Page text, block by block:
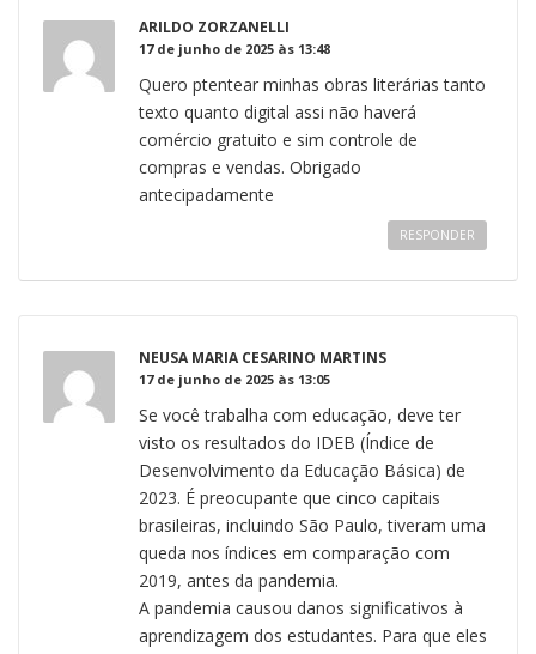
ARILDO ZORZANELLI
17 de junho de 2025 às 13:48
Quero ptentear minhas obras literárias tanto
texto quanto digital assi não haverá
comércio gratuito e sim controle de
compras e vendas. Obrigado
antecipadamente
RESPONDER
NEUSA MARIA CESARINO MARTINS
17 de junho de 2025 às 13:05
Se você trabalha com educação, deve ter
visto os resultados do IDEB (Índice de
Desenvolvimento da Educação Básica) de
2023. É preocupante que cinco capitais
brasileiras, incluindo São Paulo, tiveram uma
queda nos índices em comparação com
2019, antes da pandemia.
A pandemia causou danos significativos à
aprendizagem dos estudantes. Para que eles